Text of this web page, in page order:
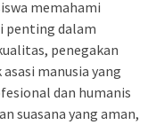
memahami
penting dalam
penegakan
manusia yang
dan humanis
suasana yang aman,